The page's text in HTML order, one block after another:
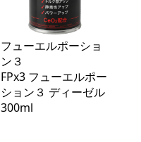
フューエルポーショ
ン３
FPx3 フューエルポー
ション３ ディーゼル
300ml